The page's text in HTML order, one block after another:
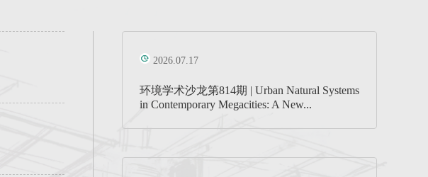
2026.07.17
环境学术沙龙第814期 | Urban Natural Systems
in Contemporary Megacities: A New...